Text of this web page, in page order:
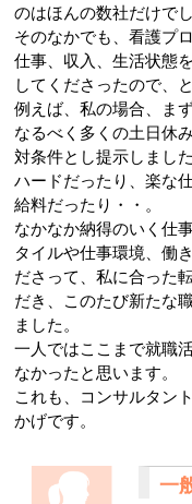
のはほんの数社だけでし
そのなかでも、看護プ
仕事、収入、生活状態
してくださったので、
例えば、私の場合、ま
なるべく多くの土日休
対条件とし提示しまし
ハードだったり、楽な
給料だったり・・。
なかなか納得のいく仕
タイルや仕事環境、働
ださって、私に合った
だき、このたび新たな
ました。
一人ではここまで就職
なかったと思います。
これも、コンサルタン
かげです。
一